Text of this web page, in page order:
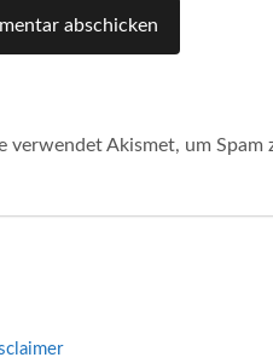
verwendet Akismet, um Spam